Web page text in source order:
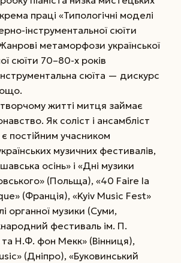
праці «Типологічні моделі
інструментальної сюїти
метаморфози української
сюїти 70–80-х років
сюїта — дискурс
житті митця займає
Як соліст і ансамбліст
постійним учасником
музичних фестивалів,
осінь» і «Дні музики
(Польща), «40 Faire la
(Франція), «Kyiv Music Fest»
органної музики (Суми,
фестиваль ім. П.
та Н.Ф. фон Мекк» (Вінниця),
(Дніпро), «Буковинський